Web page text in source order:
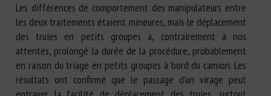
Les différences de comportement des manipulateurs entre
les deux traitements étaient mineures, mais le déplacement
des truies en petits groupes a, contrairement à nos
attentes, prolongé la durée de la procédure, probablement
en raison du triage en petits groupes à bord du camion. Les
résultats ont confirmé que le passage d’un virage peut